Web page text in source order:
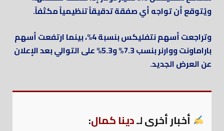
ويُتوقع أن تواجه أي صفقة تدقيقاً تنظيمياً مكثفاً.
وتراجعت أسهم نتفليكس بنسبة 4%، بينما ارتفعت أسهم
باراماونت ووارنر بنسب 7.3% و5.3% على التوالي بعد الإعلان
عن العرض الجديد.
أخبار أخرى لـدينا كمال: